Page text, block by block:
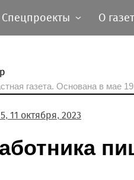
Спецпроекты О
газета. Основана в мае
11 октября, 2023